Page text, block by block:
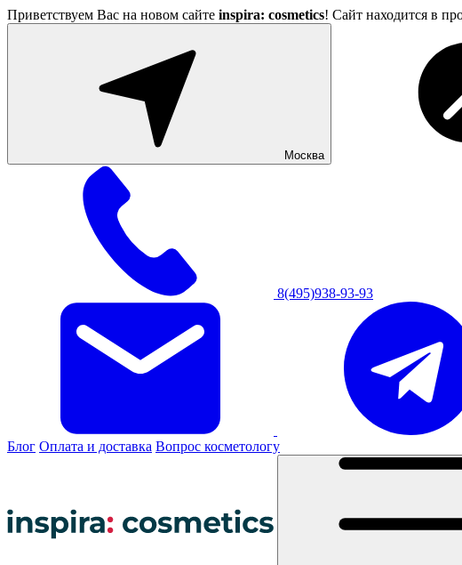
Приветствуем Вас на новом сайте inspira: cosmetics! Сайт находится в
Москва
8(495)938-93-93
Блог Оплата и доставка Вопрос косметологу